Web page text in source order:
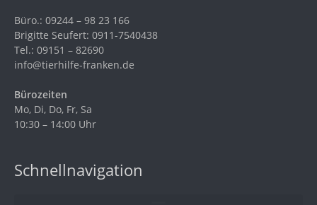
Büro.: 09244 – 98 23 166
Brigitte Seufert: 0911-7540438
Tel.: 09151 – 82690
info@tierhilfe-franken.de
Bürozeiten
Mo, Di, Do, Fr, Sa
10:30 – 14:00 Uhr
Schnellnavigation